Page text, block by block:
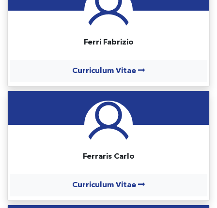
Ferri Fabrizio
Curriculum Vitae
Ferraris Carlo
Curriculum Vitae